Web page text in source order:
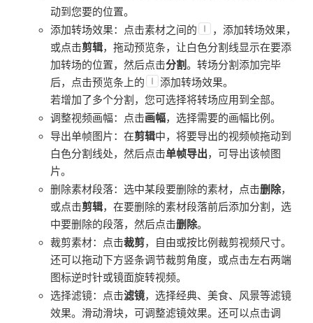
动到您要的位置。
添加转场效果：点击素材之间的
，添加转场效果，
或点击剪辑，拖动预览条，让白色分割线显示在要添
加转场的位置，然后点击分割。转场分割添加完毕
后，点击预览条上的
添加转场效果。
若增加了多个分割，您可选择将转场应用到全部。
调整视频画幅：点击画幅，选择需要的画幅比例。
导出单帧图片：在剪辑中，将要导出的视频帧拖动到
白色分割线处，然后点击单帧导出，可导出该帧图
片。
删除素材段落：选中某段要删除的素材，点击删除，
或点击剪辑，在要删除的素材段落前后添加分割，选
中要删除的段落，然后点击删除。
裁剪素材：点击裁剪，自由或按比例裁剪视频尺寸。
还可以拖动下方竖条调节裁剪角度，或点击左右两端
图标逆时针或镜面旋转视频。
选择滤镜：点击滤镜，选择经典、美食、风景等滤镜
效果。滑动滑块，可调整滤镜效果。还可以点击调